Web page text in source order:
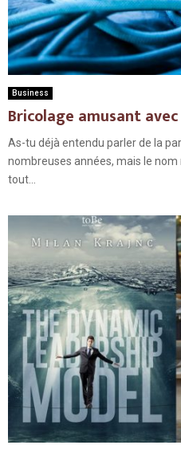
Business
Bricolage amusant
As-tu déjà entendu parler de la
nombreuses années, mais le nom
tout...